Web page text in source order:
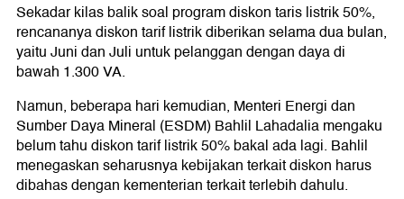
Sekadar kilas balik soal program diskon taris listrik 50%,
rencananya diskon tarif listrik diberikan selama dua bulan,
yaitu Juni dan Juli untuk pelanggan dengan daya di
bawah 1.300 VA.
Namun, beberapa hari kemudian, Menteri Energi dan
Sumber Daya Mineral (ESDM) Bahlil Lahadalia mengaku
belum tahu diskon tarif listrik 50% bakal ada lagi. Bahlil
menegaskan seharusnya kebijakan terkait diskon harus
dibahas dengan kementerian terkait terlebih dahulu.